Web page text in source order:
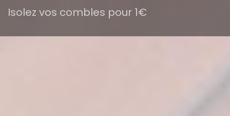
Isolez vos combles pour 1€